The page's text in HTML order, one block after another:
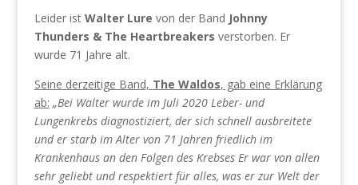
Leider ist Walter Lure von der Band Johnny
Thunders & The Heartbreakers verstorben. Er
wurde 71 Jahre alt.
Seine derzeitige Band, The Waldos, gab eine Erklärung
ab: „Bei Walter wurde im Juli 2020 Leber- und
Lungenkrebs diagnostiziert, der sich schnell ausbreitete
und er starb im Alter von 71 Jahren friedlich im
Krankenhaus an den Folgen des Krebses Er war von allen
sehr geliebt und respektiert für alles, was er zur Welt der